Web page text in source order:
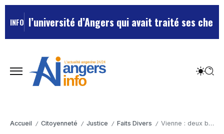
INFO d’Angers qui avait traité ses chefs de
Accueil / Citoyenneté / Justice / Faits Divers / Vienne : deux blessés graves dans une collision impliquant trois voitures près de Châtellerault